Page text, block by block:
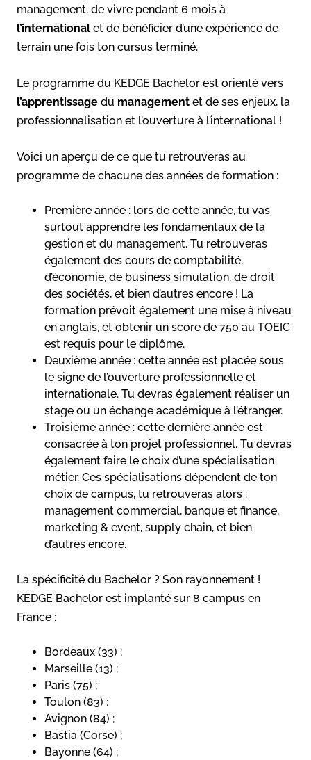
management, de vivre pendant 6 mois à
l’international et de bénéficier d’une expérience de
terrain une fois ton cursus terminé.
Le programme du KEDGE Bachelor est orienté vers
l’apprentissage du management et de ses enjeux, la
professionnalisation et l’ouverture à l’international !
Voici un aperçu de ce que tu retrouveras au
programme de chacune des années de formation :
Première année : lors de cette année, tu vas
surtout apprendre les fondamentaux de la
gestion et du management. Tu retrouveras
également des cours de comptabilité,
d’économie, de business simulation, de droit
des sociétés, et bien d’autres encore ! La
formation prévoit également une mise à niveau
en anglais, et obtenir un score de 750 au TOEIC
est requis pour le diplôme.
Deuxième année : cette année est placée sous
le signe de l’ouverture professionnelle et
internationale. Tu devras également réaliser un
stage ou un échange académique à l’étranger.
Troisième année : cette dernière année est
consacrée à ton projet professionnel. Tu devras
également faire le choix d’une spécialisation
métier. Ces spécialisations dépendent de ton
choix de campus, tu retrouveras alors :
management commercial, banque et finance,
marketing & event, supply chain, et bien
d’autres encore.
La spécificité du Bachelor ? Son rayonnement !
KEDGE Bachelor est implanté sur 8 campus en
France :
Bordeaux (33) ;
Marseille (13) ;
Paris (75) ;
Toulon (83) ;
Avignon (84) ;
Bastia (Corse) ;
Bayonne (64) ;